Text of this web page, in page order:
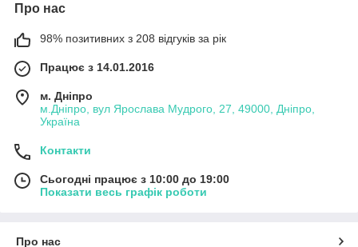
Про нас
98% позитивних з 208 відгуків за рік
Працює з 14.01.2016
м. Дніпро
м.Дніпро, вул Ярослава Мудрого, 27, 49000, Дніпро,
Україна
Контакти
Сьогодні працює з 10:00 до 19:00
Показати весь графік роботи
Про нас